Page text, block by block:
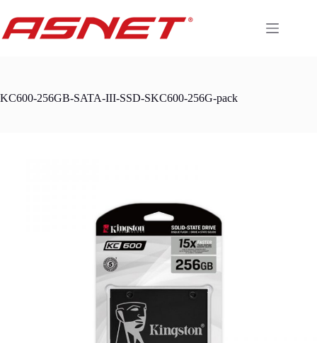
content
KC600-256GB-SATA-III-SSD-SKC600-256G-pack